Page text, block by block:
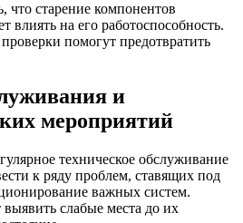
что старение компонентов
влиять на его работоспособность.
помогут предотвратить
и
мероприятий
техническое обслуживание
к ряду проблем, ставящих под
важных систем.
слабые места до их